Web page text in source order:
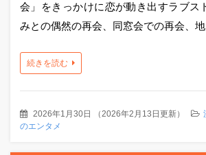
会」をきっかけに恋が動き出すラブス
みとの偶然の再会、同窓会での再会、
続きを読む
2026年1月30日 （2026年2月13日更新）
のエンタメ